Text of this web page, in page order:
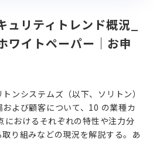
ュリティトレンド概況_
ワイトペーパー｜お申
ンシステムズ（以下、ソリトン）
よび顧客について、10 の業種カ
におけるそれぞれの特性や注力分
り組みなどの現況を解説する。あ